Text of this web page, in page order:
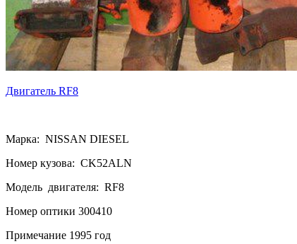
Двигатель RF8
Марка: NISSAN DIESEL
Номер кузова: CK52ALN
Модель двигателя: RF8
Номер оптики 300410
Примечание 1995 год